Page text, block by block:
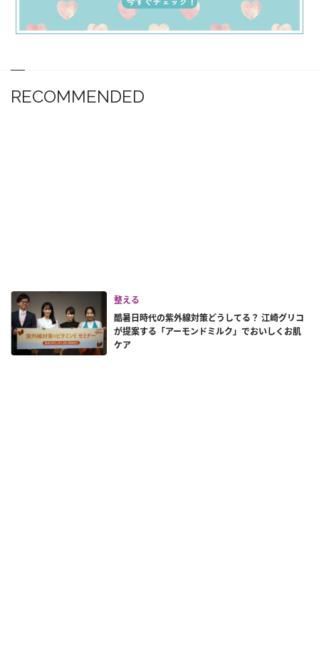
RECOMMENDED
整える
酷暑日時代の紫外線対策どうしてる？ 江崎グリコ
が提案する「アーモンドミルク」でおいしくお肌
ケア